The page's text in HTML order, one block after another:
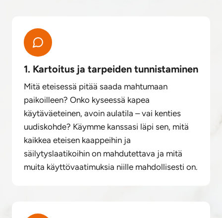
1. Kartoitus ja tarpeiden tunnistaminen
Mitä eteisessä pitää saada mahtumaan
paikoilleen? Onko kyseessä kapea
käytäväeteinen, avoin aulatila – vai kenties
uudiskohde? Käymme kanssasi läpi sen, mitä
kaikkea eteisen kaappeihin ja
säilytyslaatikoihin on mahdutettava ja mitä
muita käyttövaatimuksia niille mahdollisesti on.